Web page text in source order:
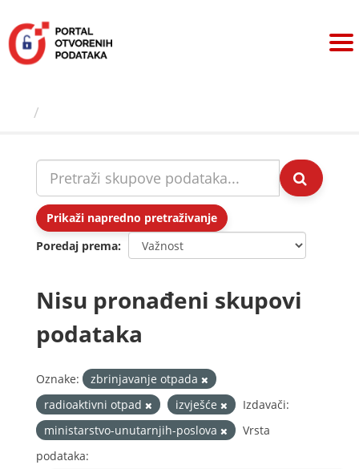
sadržaj
Prikaži napredno pretraživanje
Poredaj prema
Nisu pronađeni skupovi
podataka
Oznake:
zbrinjavanje otpada
radioaktivni otpad
izvješće
Izdavači:
ministarstvo-unutarnjih-poslova
Vrsta
podataka: